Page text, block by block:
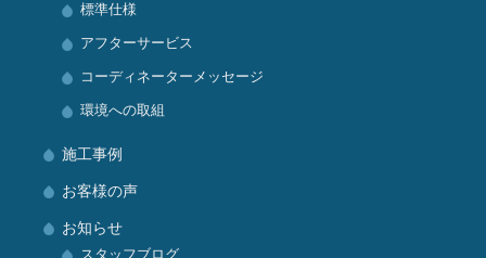
標準仕様
アフターサービス
コーディネーターメッセージ
環境への取組
施工事例
お客様の声
お知らせ
スタッフブログ